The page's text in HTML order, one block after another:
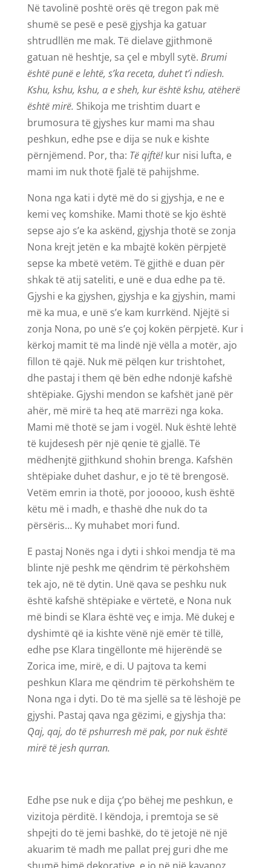
Në tavolinë poshtë orës që tregon pak më
shumë se pesë e pesë gjyshja ka gatuar
shtrudllën me mak. Të dielave gjithmonë
gatuan në heshtje, sa çel e mbyll sytë. Brumi
është punë e lehtë, s’ka receta, duhet t’i ndiesh.
Kshu, kshu, kshu, a e sheh, kur është kshu, atëherë
është mirë. Shikoja me trishtim duart e
brumosura të gjyshes kur mami ma shau
peshkun, edhe pse e dija se nuk e kishte
përnjëmend. Por, tha: Të qiftë!kur nisi lufta, e
mami im nuk thotë fjalë të pahijshme.
Nona nga kati i dytë më do si gjyshja, e ne e
kemi veç komshike. Mami thotë se kjo është
sepse ajo s’e ka askënd, gjyshja thotë se zonja
Nona krejt jetën e ka mbajtë kokën përpjetë
sepse ka mbetë vetëm. Të gjithë e duan për
shkak të atij sateliti, e unë e dua edhe pa të.
Gjyshi e ka gjyshen, gjyshja e ka gjyshin, mami
më ka mua, e unë s’e kam kurrkënd. Njëjtë si
zonja Nona, po unë s’e çoj kokën përpjetë. Kur i
kërkoj mamit të ma lindë një vëlla a motër, ajo
fillon të qajë. Nuk më pëlqen kur trishtohet,
dhe pastaj i them që bën edhe ndonjë kafshë
shtëpiake. Gjyshi mendon se kafshët janë për
ahër, më mirë ta heq atë marrëzi nga koka.
Mami më thotë se jam i vogël. Nuk është lehtë
të kujdesesh për një qenie të gjallë. Të
mëdhenjtë gjithkund shohin brenga. Kafshën
shtëpiake duhet dashur, e jo të të brengosë.
Vetëm emrin ia thotë, por jooooo, kush është
këtu më i madh, e thashë dhe nuk do ta
përsëris… Ky muhabet mori fund.
E pastaj Nonës nga i dyti i shkoi mendja të ma
blinte një peshk me qëndrim të përkohshëm
tek ajo, në të dytin. Unë qava se peshku nuk
është kafshë shtëpiake e vërtetë, e Nona nuk
më bindi se Klara është veç e imja. Më dukej e
dyshimtë që ia kishte vënë një emër të tillë,
edhe pse Klara tingëllonte më hijerëndë se
Zorica ime, mirë, e di. U pajtova ta kemi
peshkun Klara me qëndrim të përkohshëm te
Nona nga i dyti. Do të ma sjellë sa të lëshojë pe
gjyshi. Pastaj qava nga gëzimi, e gjyshja tha:
Qaj, qaj, do të pshurresh më pak, por nuk është
mirë të jesh qurran.
Edhe pse nuk e dija ç’po bëhej me peshkun, e
vizitoja përditë. I këndoja, i premtoja se së
shpejti do të jemi bashkë, do të jetojë në një
akuarim të madh me pallat prej guri dhe me